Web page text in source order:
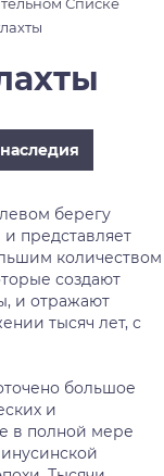
берегу
представляет
количеством
создают
и отражают
тысяч лет, с
большое
и
в полной мере